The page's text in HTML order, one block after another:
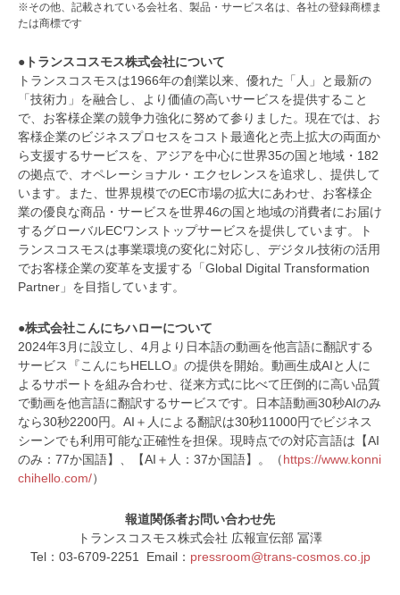
※その他、記載されている会社名、製品・サービス名は、各社の登録商標ま
たは商標です
●トランスコスモス株式会社について
トランスコスモスは1966年の創業以来、優れた「人」と最新の
「技術力」を融合し、より価値の高いサービスを提供すること
で、お客様企業の競争力強化に努めて参りました。現在では、お
客様企業のビジネスプロセスをコスト最適化と売上拡大の両面か
ら支援するサービスを、アジアを中心に世界35の国と地域・182
の拠点で、オペレーショナル・エクセレンスを追求し、提供して
います。また、世界規模でのEC市場の拡大にあわせ、お客様企
業の優良な商品・サービスを世界46の国と地域の消費者にお届け
するグローバルECワンストップサービスを提供しています。ト
ランスコスモスは事業環境の変化に対応し、デジタル技術の活用
でお客様企業の変革を支援する「Global Digital Transformation
Partner」を目指しています。
●株式会社こんにちハローについて
2024年3月に設立し、4月より日本語の動画を他言語に翻訳する
サービス『こんにちHELLO』の提供を開始。動画生成AIと人に
よるサポートを組み合わせ、従来方式に比べて圧倒的に高い品質
で動画を他言語に翻訳するサービスです。日本語動画30秒AIのみ
なら30秒2200円。AI＋人による翻訳は30秒11000円でビジネス
シーンでも利用可能な正確性を担保。現時点での対応言語は【AI
のみ：77か国語】、【AI＋人：37か国語】。（https://www.konni
chihello.com/）
報道関係者お問い合わせ先
トランスコスモス株式会社 広報宣伝部 冨澤
Tel：03-6709-2251 Email： pressroom@trans-cosmos.co.jp